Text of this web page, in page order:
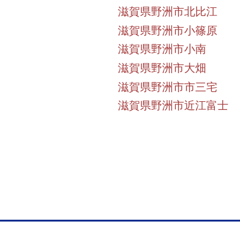
滋賀県野洲市北比江
滋賀県野洲市小篠原
滋賀県野洲市小南
滋賀県野洲市大畑
滋賀県野洲市市三宅
滋賀県野洲市近江富士